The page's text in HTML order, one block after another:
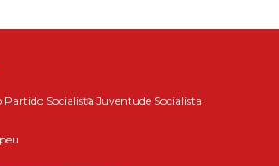
Socialista Juventude Socialista